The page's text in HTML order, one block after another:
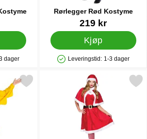
På lager
dager
Rørlegger Rød Kostyme
Varenummer 85025
219 kr
Kjøp
Produkttilgjengelighet: På lager
Leveringstid: 1-3 dager
Voksen som favoritt
Merk little Miss Santa